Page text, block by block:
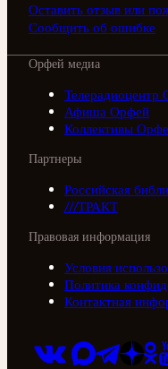
Оставить отзыв или
Сообщить об ошибке
Орфей медиа
Телерадиоцентр
Афиша Орфей
Коллективы
Партнеры
Российская
///ТРАКТ
Правовая информация
Условия
Политика
Контактная